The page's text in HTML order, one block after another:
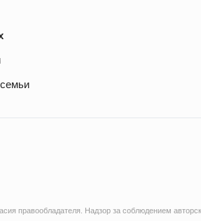
правообладателя. Надзор за соблюдением